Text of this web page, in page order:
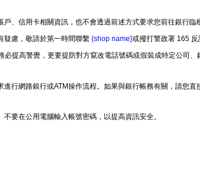
、信用卡相關資訊，也不會透過前述方式要求您前往銀行臨
疑慮，敬請於第一時間聯繫 {shop name}或撥打警政署 165 反
提高警覺，更要提防對方竄改電話號碼或假裝成特定公司
行網路銀行或ATM操作流程。如果與銀行帳務有關，請您
要在公用電腦輸入帳號密碼，以提高資訊安全。